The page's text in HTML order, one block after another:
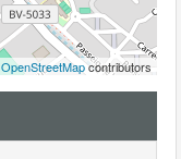
OpenStreetMapcontributors